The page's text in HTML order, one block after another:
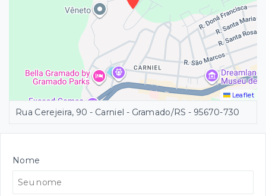
Leaflet
Rua Cerejeira, 90 - Carniel - Gramado/RS - 95670-730
Nome